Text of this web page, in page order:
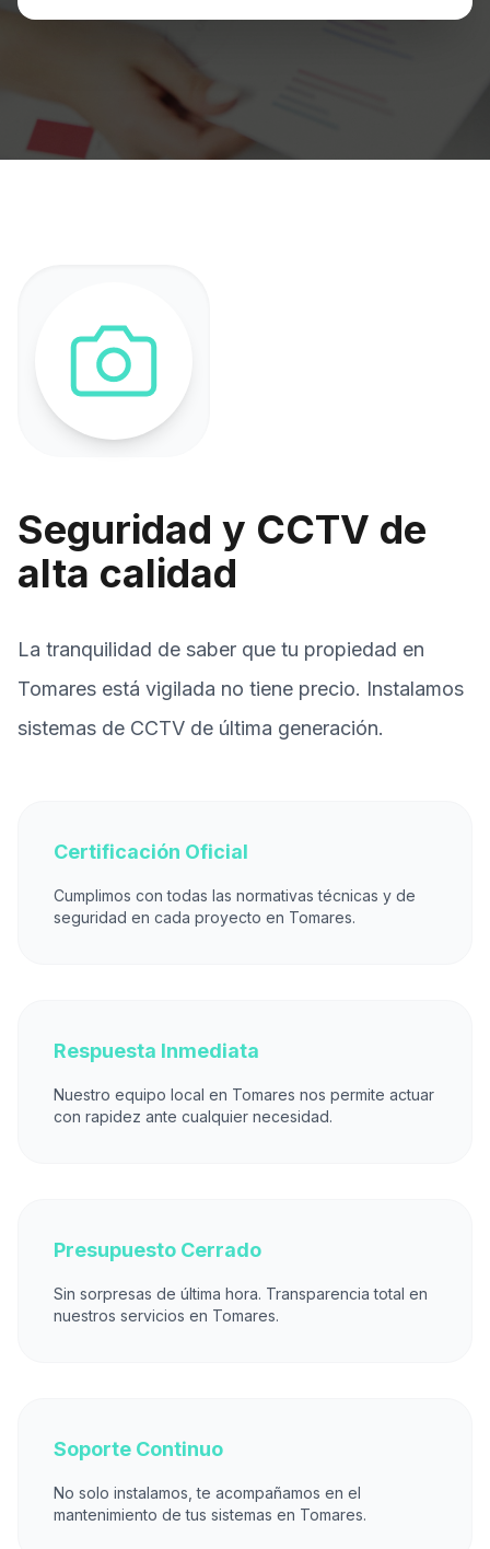
Seguridad y CCTV de
alta calidad
La tranquilidad de saber que tu propiedad en
Tomares está vigilada no tiene precio. Instalamos
sistemas de CCTV de última generación.
Certificación Oficial
Cumplimos con todas las normativas técnicas y de
seguridad en cada proyecto en Tomares.
Respuesta Inmediata
Nuestro equipo local en Tomares nos permite actuar
con rapidez ante cualquier necesidad.
Presupuesto Cerrado
Sin sorpresas de última hora. Transparencia total en
nuestros servicios en Tomares.
Soporte Continuo
No solo instalamos, te acompañamos en el
mantenimiento de tus sistemas en Tomares.